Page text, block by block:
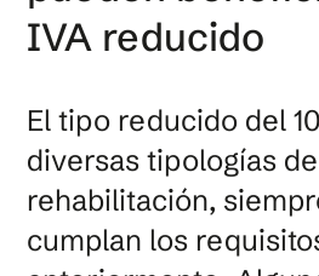
IVA reducido
El tipo reducido del
diversas tipologías
rehabilitación,
cumplan los